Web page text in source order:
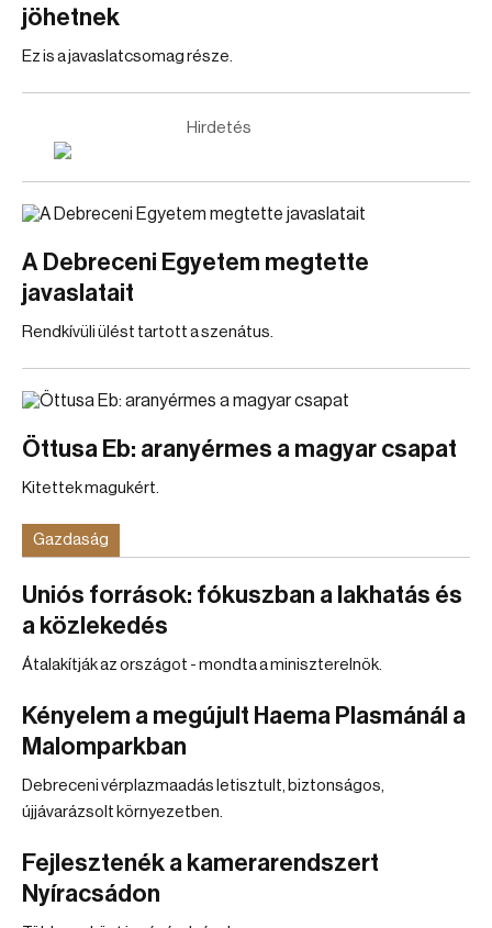
jöhetnek
Ez is a javaslatcsomag része.
Hirdetés
A Debreceni Egyetem megtette
javaslatait
Rendkívüli ülést tartott a szenátus.
Öttusa Eb: aranyérmes a magyar csapat
Kitettek magukért.
Gazdaság
Uniós források: fókuszban a lakhatás és
a közlekedés
Átalakítják az országot - mondta a miniszterelnök.
Kényelem a megújult Haema Plasmánál a
Malomparkban
Debreceni vérplazmaadás letisztult, biztonságos,
újjávarázsolt környezetben.
Fejlesztenék a kamerarendszert
Nyíracsádon